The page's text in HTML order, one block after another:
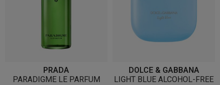
PRADA
PARADIGME LE PARFUM
DOLCE & GABBANA
LIGHT BLUE ALCOHOL-FREE